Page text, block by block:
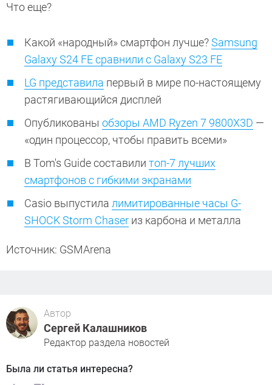
Что еще?
Какой «народный» смартфон лучше?Samsung
Galaxy S24 FE сравнили с Galaxy S23 FE
LG представила первый в мире по-настоящему
растягивающийся дисплей
Опубликованы обзоры AMD Ryzen 7 9800X3D —
«один процессор, чтобы править всеми»
В Tom's Guide составили топ-7 лучших
смартфонов с гибкими экранами
Casio выпустила лимитированные часы G-
SHOCK Storm Chaser из карбона и металла
Источник: GSMArena
Автор
Сергей Калашников
Редактор раздела новостей
Была ли статья интересна?